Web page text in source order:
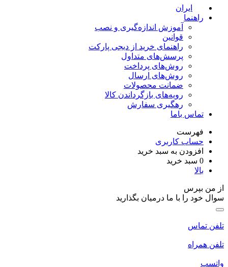
ایران
راهنما
آموزش اندازه‌گیری و نصب
قوانین
راهنمای خرید از دیجی پارکت
پرسش‌های متداول
روش‌های پرداخت
روش‌های ارسال
ضمانت محصولات
رویه‌های بازگرداندن کالا
رهگیری سفارش
تماس باما
فهرست
حساب کاربری
افزودن به سبد خرید
0 سبد خرید
بالا
از من بپرس
سوال خود را با ما درمیان بگذارید
تلفن تماس
تلفن همراه
واتسپ